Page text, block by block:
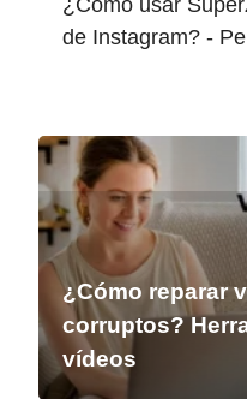
¿Cómo usar
de Instagram? -
¿Cómo reparar
corruptos?
vídeos